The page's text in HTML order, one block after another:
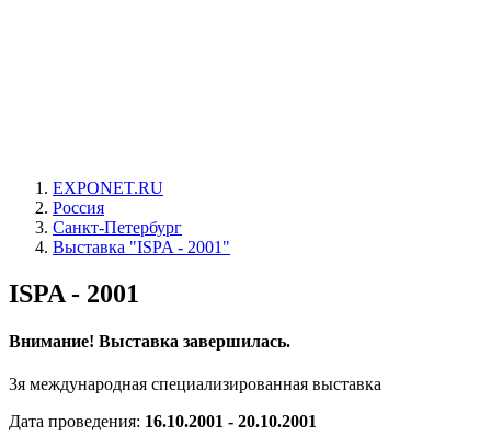
EXPONET.RU
Россия
Санкт-Петербург
Выставка "ISPA - 2001"
ISPA - 2001
Внимание! Выставка завершилась.
3я международная специализированная выставка
Дата проведения: 16.10.2001 - 20.10.2001